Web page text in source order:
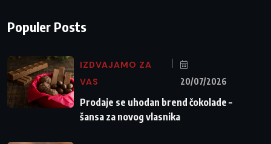
Populer Posts
IZDVAJAMO ZA
VAS
20/07/2026
Prodaje se uhodan brend čokolade –
šansa za novog vlasnika